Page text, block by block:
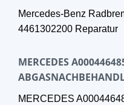
Mercedes-Benz
4461302200 Reparatur
MERCEDES
MERCEDES